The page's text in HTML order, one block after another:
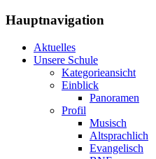
Hauptnavigation
Aktuelles
Unsere Schule
Kategorieansicht
Einblick
Panoramen
Profil
Musisch
Altsprachlich
Evangelisch